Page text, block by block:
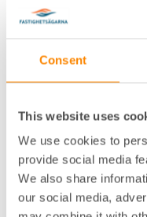
Consent
This website uses
We use cookies to
provide social media
We also share
our social media,
Givet den utbredda
folkbokföring
angeläget att
sätts för högt.
särskilt
Fastighetsägarna